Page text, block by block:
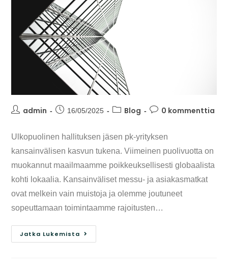
admin 16/05/2025 Blog 0 kommenttia
Ulkopuolinen hallituksen jäsen pk-yrityksen
kansainvälisen kasvun tukena. Viimeinen puolivuotta on
muokannut maailmaamme poikkeuksellisesti globaalista
kohti lokaalia. Kansainväliset messu- ja asiakasmatkat
ovat melkein vain muistoja ja olemme joutuneet
sopeuttamaan toimintaamme rajoitusten…
Jatka Lukemista